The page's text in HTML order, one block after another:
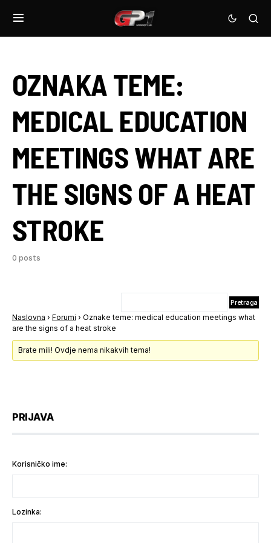
OZNAKA TEME:
MEDICAL EDUCATION
MEETINGS WHAT ARE
THE SIGNS OF A HEAT
STROKE
0 posts
Naslovna › Forumi › Oznake teme: medical education meetings what
are the signs of a heat stroke
Brate mili! Ovdje nema nikakvih tema!
PRIJAVA
Korisničko ime:
Lozinka: